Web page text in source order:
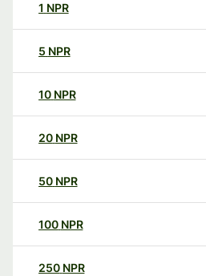
1 NPR
5 NPR
10 NPR
20 NPR
50 NPR
100 NPR
250 NPR